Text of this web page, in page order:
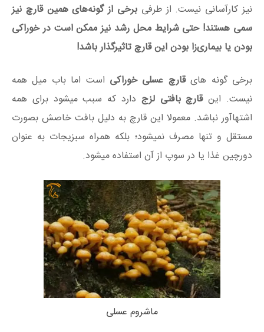
نیز کارآسانی نیست. از طرفی برخی از گونه‌های همین قارچ نیز
سمی هستند! حتی شرایط محل رشد نیز ممکن است در خوراکی
بودن یا بیماری‌زا بودن این قارچ تاثیرگذار باشد!
برخی گونه هایقارچ عسلی خوراکی است اما باب میل همه
نیست. اینقارچ بافتی لزج دارد که سبب میشود برای همه
اشتهاآور نباشد. معمولا این قارچ به دلیل بافت خاصش بصورت
مستقل و تنها مصرف نمیشود؛ بلکه همراه سبزیجات به عنوان
دورچین غذا یا در سوپ از آن استفاده میشود.
ماشروم عسلی